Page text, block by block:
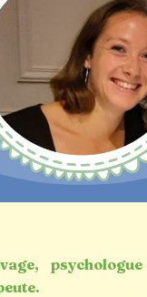
psychologue